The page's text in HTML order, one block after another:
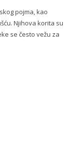
pojma, kao
Njihova korita su
se često vežu za